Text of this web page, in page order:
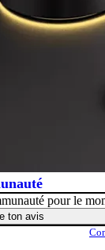
pour le
ton avis